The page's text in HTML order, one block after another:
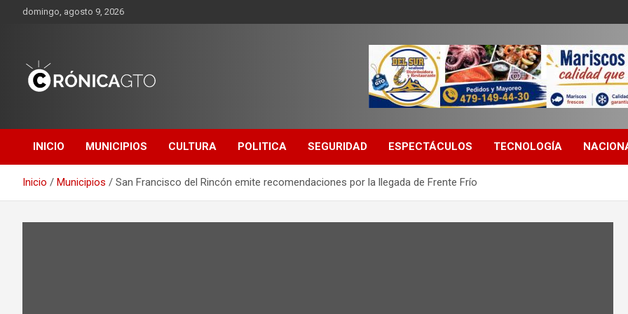
domingo, agosto 9, 2026
GUANAJUATO
INICIO MUNICIPIOS CULTURA POLITICA SEGURIDAD ESPECTÁCULOS TECNOLOGÍA
Inicio Municipios San Francisco del Rincón emite recomendaciones por la llegada de Frente Frío